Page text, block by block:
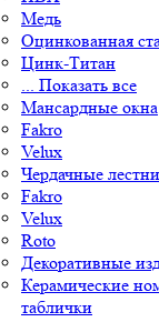
Медь
Оцинкованная
Цинк-Титан
... Показать все
Мансардные окна
Fakro
Velux
Чердачные
Fakro
Velux
Roto
Декоративные
Керамические
таблички